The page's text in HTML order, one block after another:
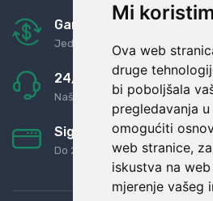
Mi
Ova web
druge
bi poboljšala
pregledavanja
omogućiti
web stranice,
iskustva na
mjerenje vašeg
Garancija u povrat
Jednostavno pravilo: Roba za
24/7 odlična podrška
Naši agenti uvijek na
Sigurno obročno
Do 24 rata bez kamata